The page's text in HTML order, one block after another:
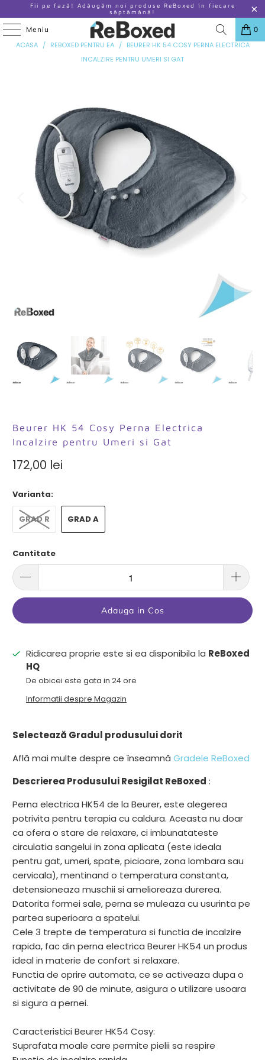
Fii pe fază! Adăugăm noi produse ReBoxed în fiecare
săptămână!
Meniu 0
ANTERIOR | URMATOR
ACASA / REBOXED PENTRU EA / BEURER HK 54 COSY PERNA ELECTRICA
INCALZIRE PENTRU UMERI SI GAT
Beurer HK 54 Cosy Perna Electrica
Incalzire pentru Umeri si Gat
172,00 lei
Varianta:
GRAD R GRAD A
Cantitate
Adauga in Cos
Ridicarea proprie este si ea disponibila la ReBoxed
HQ
De obicei este gata in 24 ore
Informatii despre Magazin
Selectează Gradul produsului dorit
Află mai multe despre ce înseamnăGradele ReBoxed
Descrierea Produsului Resigilat ReBoxed :
Perna electrica HK54 de la Beurer, este alegerea
potrivita pentru terapia cu caldura. Aceasta nu doar
ca ofera o stare de relaxare, ci imbunatateste
circulatia sangelui in zona aplicata (este ideala
pentru gat, umeri, spate, picioare, zona lombara sau
cervicala), mentinand o temperatura constanta,
detensioneaza muschii si amelioreaza durerea.
Datorita formei sale, perna se muleaza cu usurinta pe
partea superioara a spatelui.
Cele 3 trepte de temperatura si functia de incalzire
rapida, fac din perna electrica Beurer HK54 un produs
ideal in materie de confort si relaxare.
Functia de oprire automata, ce se activeaza dupa o
activitate de 90 de minute, asigura o utilizare usoara
si sigura a pernei.
Caracteristici Beurer HK54 Cosy:
Suprafata moale care permite pielii sa respire